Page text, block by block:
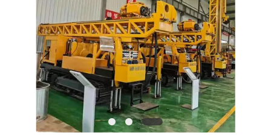
POLÍTICA
PRIVACIDADE